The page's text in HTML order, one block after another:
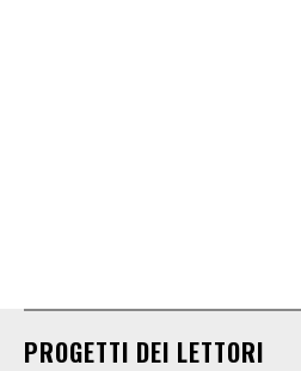
PROGETTI DEI LETTORI